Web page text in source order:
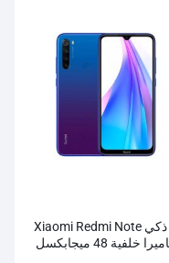
هاتف ذكي Xiaomi Redmi Note
8T بكاميرا خلفية 48 ميجابكسل